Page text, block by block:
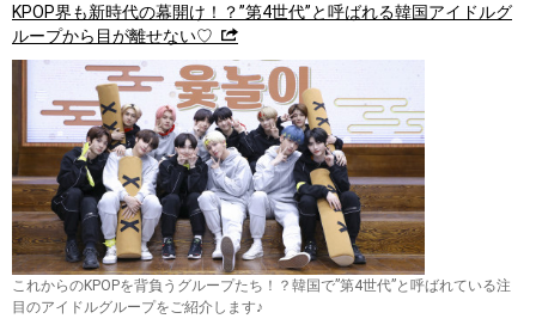
KPOP界も新時代の幕開け！？”第4世代”と呼ばれる韓国アイドルグ
ループから目が離せない♡
これからのKPOPを背負うグループたち！？韓国で”第4世代”と呼ばれている注
目のアイドルグループをご紹介します♪